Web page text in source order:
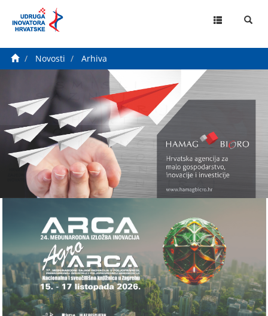
MENU
Novosti Arhiva